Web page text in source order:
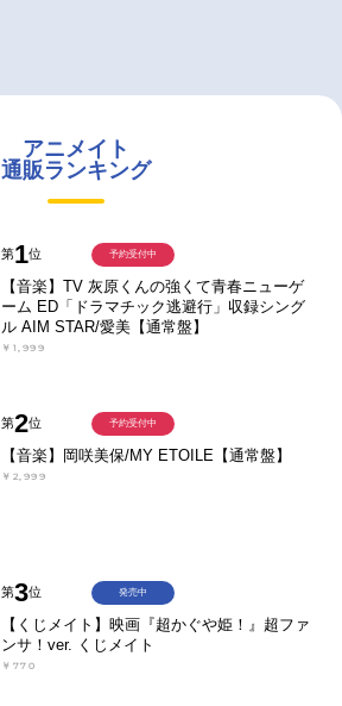
アニメイト
通販ランキング
第1位
【音楽】TV 灰原くんの強くて青春ニューゲ
ーム ED「ドラマチック逃避行」収録シング
ル AIM STAR/愛美【通常盤】
￥1,999
予約受付中
第2位
【音楽】岡咲美保/MY ETOILE【通常盤】
￥2,999
予約受付中
第3位
【くじメイト】映画『超かぐや姫！』超ファ
ンサ！ver. くじメイト
￥770
発売中